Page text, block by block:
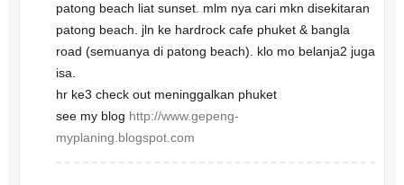
patong beach liat sunset. mlm nya cari mkn disekitaran
patong beach. jln ke hardrock cafe phuket & bangla
road (semuanya di patong beach). klo mo belanja2 juga
isa.
hr ke3 check out meninggalkan phuket
see my blog http://www.gepeng-
myplaning.blogspot.com